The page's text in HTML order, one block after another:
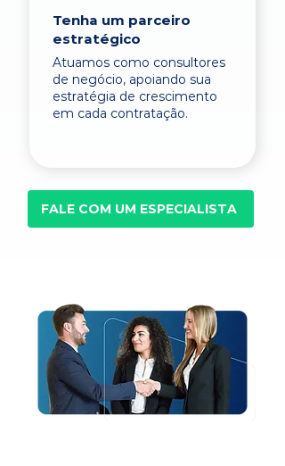
Tenha um parceiro
estratégico
Atuamos como consultores
de negócio, apoiando sua
estratégia de crescimento
em cada contratação.
FALE COM UM ESPECIALISTA